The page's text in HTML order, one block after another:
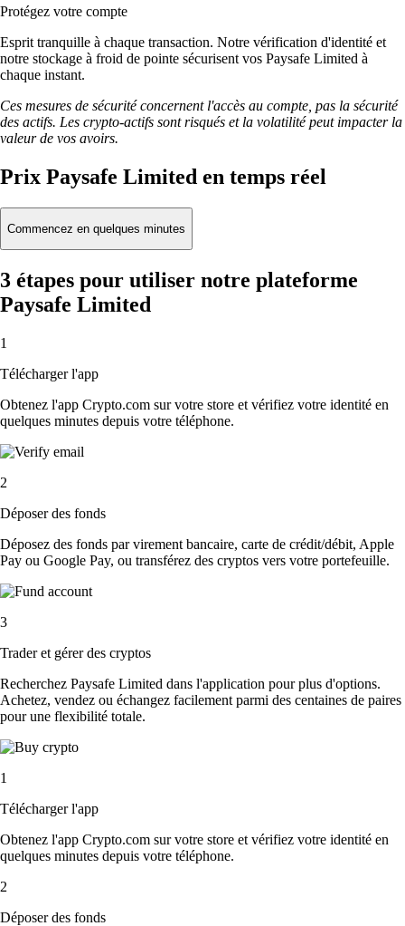
Protégez votre compte
Esprit tranquille à chaque transaction. Notre vérification d'identité et
notre stockage à froid de pointe sécurisent vos Paysafe Limited à
chaque instant.
Ces mesures de sécurité concernent l'accès au compte, pas la sécurité
des actifs. Les crypto-actifs sont risqués et la volatilité peut impacter la
valeur de vos avoirs.
Prix Paysafe Limited en temps réel
Commencez en quelques minutes
3 étapes pour utiliser notre plateforme
Paysafe Limited
1
Télécharger l'app
Obtenez l'app Crypto.com sur votre store et vérifiez votre identité en
quelques minutes depuis votre téléphone.
2
Déposer des fonds
Déposez des fonds par virement bancaire, carte de crédit/débit, Apple
Pay ou Google Pay, ou transférez des cryptos vers votre portefeuille.
3
Trader et gérer des cryptos
Recherchez Paysafe Limited dans l'application pour plus d'options.
Achetez, vendez ou échangez facilement parmi des centaines de paires
pour une flexibilité totale.
1
Télécharger l'app
Obtenez l'app Crypto.com sur votre store et vérifiez votre identité en
quelques minutes depuis votre téléphone.
2
Déposer des fonds